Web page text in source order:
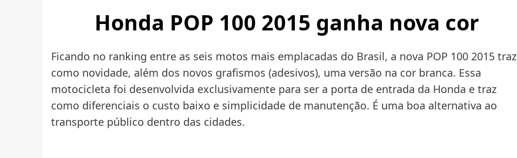
Honda POP 100 2015 ganha nova cor
Ficando no ranking entre as seis motos mais emplacadas do Brasil, a nova POP 100 2015 traz
como novidade, além dos novos grafismos (adesivos), uma versão na cor branca. Essa
motocicleta foi desenvolvida exclusivamente para ser a porta de entrada da Honda e traz
como diferenciais o custo baixo e simplicidade de manutenção. É uma boa alternativa ao
transporte público dentro das cidades.